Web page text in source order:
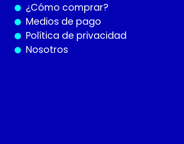
¿Cómo comprar?
Medios de pago
Política de privacidad
Nosotros